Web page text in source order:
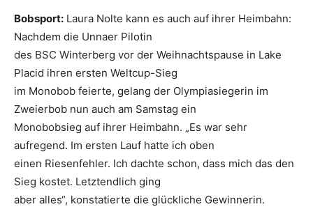
Bobsport: Laura Nolte kann es auch auf ihrer Heimbahn:
Nachdem die Unnaer Pilotin
des BSC Winterberg vor der Weihnachtspause in Lake
Placid ihren ersten Weltcup-Sieg
im Monobob feierte, gelang der Olympiasiegerin im
Zweierbob nun auch am Samstag ein
Monobobsieg auf ihrer Heimbahn. „Es war sehr
aufregend. Im ersten Lauf hatte ich oben
einen Riesenfehler. Ich dachte schon, dass mich das den
Sieg kostet. Letztendlich ging
aber alles“, konstatierte die glückliche Gewinnerin.